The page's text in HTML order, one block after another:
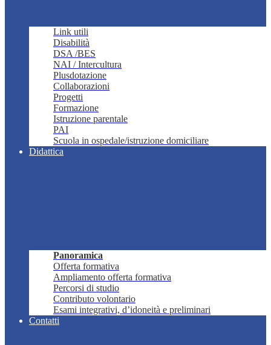
Link utili
Disabilità
DSA /BES
NAI / Intercultura
Plusdotazione
Collaborazioni
Progetti
Formazione
Istruzione parentale
PAI
Scuola in ospedale/istruzione domiciliare
Didattica
Panoramica
Offerta formativa
Ampliamento offerta formativa
Percorsi di studio
Contributo volontario
Esami integrativi, d’idoneità e preliminari
Contatti